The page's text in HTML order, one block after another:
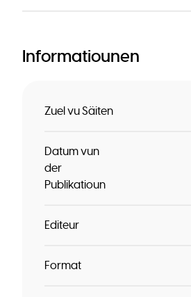
Informatiounen
Zuel vu Säiten
Datum vun
der
Publikatioun
Editeur
Format